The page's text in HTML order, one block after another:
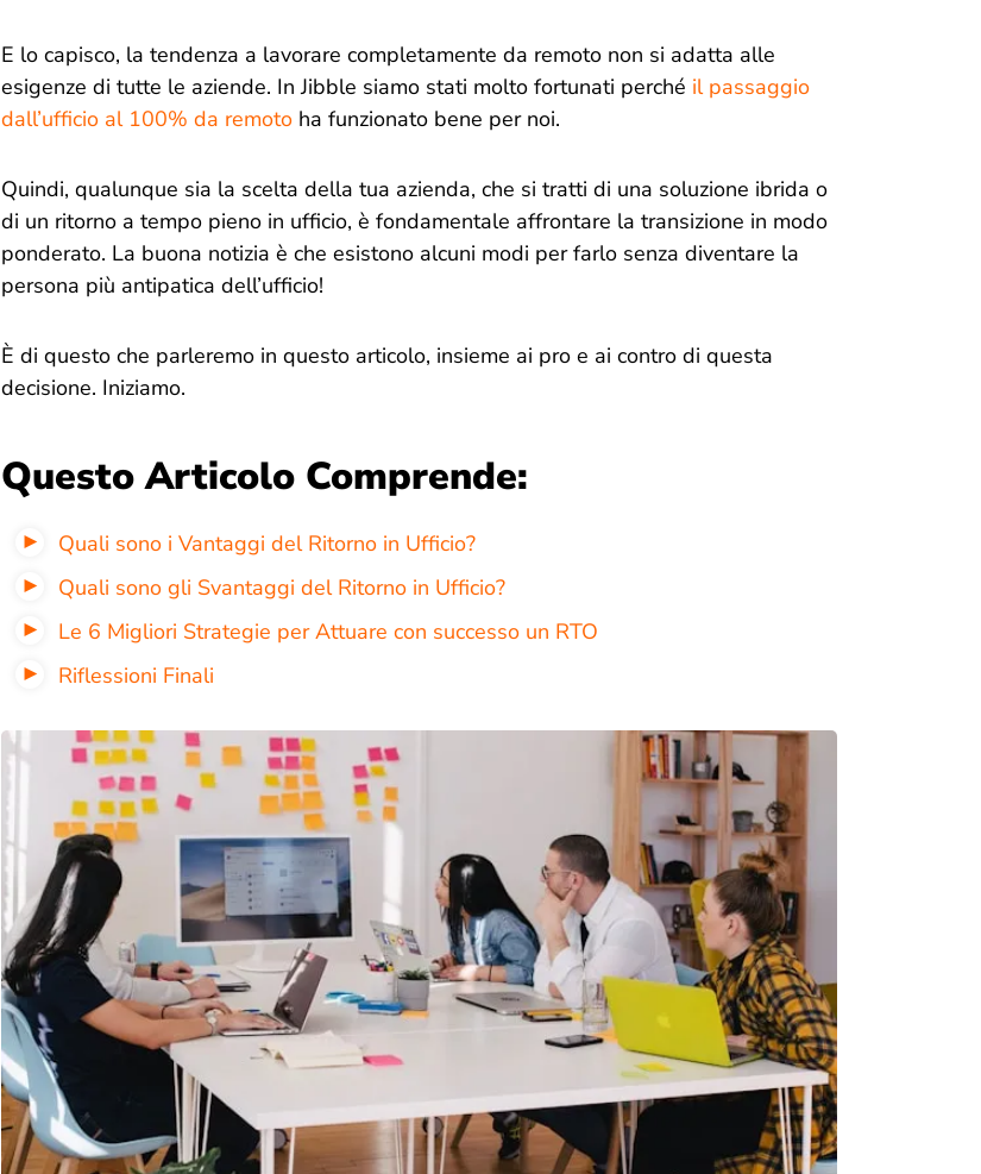
E lo capisco, la tendenza a lavorare completamente da remoto non si adatta alle
esigenze di tutte le aziende. In Jibble siamo stati molto fortunati perché il passaggio
dall’ufficio al 100% da remotoha funzionato bene per noi.
Quindi, qualunque sia la scelta della tua azienda, che si tratti di una soluzione ibrida o
di un ritorno a tempo pieno in ufficio, è fondamentale affrontare la transizione in modo
ponderato. La buona notizia è che esistono alcuni modi per farlo senza diventare la
persona più antipatica dell’ufficio!
È di questo che parleremo in questo articolo, insieme ai pro e ai contro di questa
decisione. Iniziamo.
Questo Articolo Comprende:
Quali sono i Vantaggi del Ritorno in Ufficio?
Quali sono gli Svantaggi del Ritorno in Ufficio?
Le 6 Migliori Strategie per Attuare con successo un RTO
Riflessioni Finali